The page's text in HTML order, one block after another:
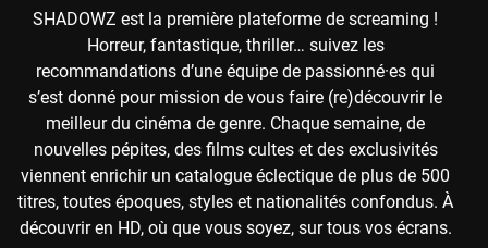
SHADOWZ est la première plateforme de screaming !
Horreur, fantastique, thriller… suivez les
recommandations d’une équipe de passionné·es qui
s’est donné pour mission de vous faire (re)découvrir le
meilleur du cinéma de genre. Chaque semaine, de
nouvelles pépites, des films cultes et des exclusivités
viennent enrichir un catalogue éclectique de plus de 500
titres, toutes époques, styles et nationalités confondus. À
découvrir en HD, où que vous soyez, sur tous vos écrans.